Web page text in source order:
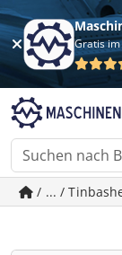
Gratis
/ ... /